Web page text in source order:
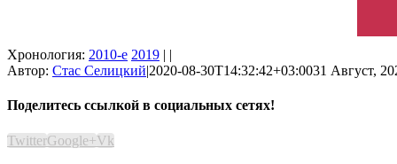
Хронология: 2010-е 2019 | |
Автор: Стас Селицкий|2020-08-30T14:32:42+03:0031 Август,
Поделитесь ссылкой в социальных сетях!
TwitterGoogle+Vk